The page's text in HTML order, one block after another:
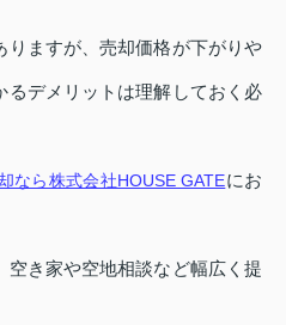
りますが、売却価格が下がりや
るデメリットは理解しておく必
なら株式会社HOUSE GATEにお
き家や空地相談など幅広く提